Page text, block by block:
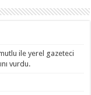
ile yerel gazeteci
vurdu.